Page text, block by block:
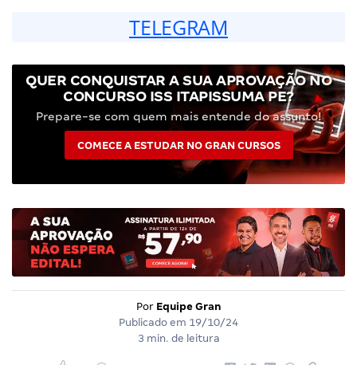
TELEGRAM
QUER CONQUISTAR A SUA APROVAÇÃO NO
CONCURSO ISS ITAPISSUMA PE?
Prepare-se com quem mais entende do assunto!
COMECE A ESTUDAR NO GRAN CURSOS
Por Equipe Gran
Publicado em 19/10/24
3 min. de leitura